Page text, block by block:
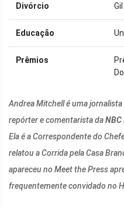
Divórcio
Educação
Prêmios
Andrea Mitchell é uma
repórter e comentarista daNBC
Ela é a Correspondente do
relatou a Corrida pela Casa
apareceu no Meet the Press
frequentemente convidado no